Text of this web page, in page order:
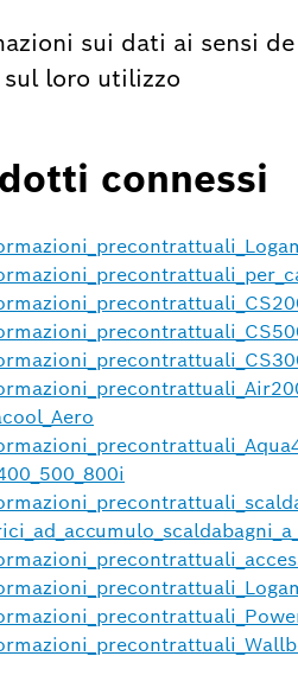
sui dati ai sensi
loro utilizzo
connessi